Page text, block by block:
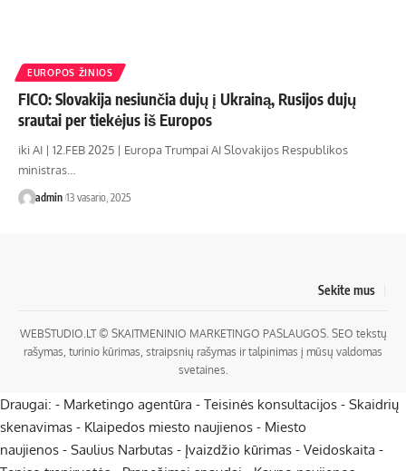
EUROPOS ŽINIOS
FICO: Slovakija nesiunčia dujų į Ukrainą, Rusijos dujų
srautai per tiekėjus iš Europos
iki AI | 12.FEB 2025 | Europa Trumpai AI Slovakijos Respublikos
ministras…
admin 13 vasario, 2025
Sekite mus
WEBSTUDIO.LT© SKAITMENINIO MARKETINGO PASLAUGOS. SEO tekstų
rašymas, turinio kūrimas, straipsnių rašymas ir talpinimas į mūsų valdomas
svetaines.
Draugai: - Marketingo agentūra - Teisinės konsultacijos - Skaidrių
skenavimas - Klaipedos miesto naujienos - Miesto
naujienos - Saulius Narbutas - Įvaizdžio kūrimas - Veidoskaita -